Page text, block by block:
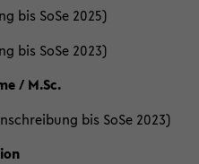
bis SoSe 2025)
bis SoSe 2023)
/ M.Sc.
bis SoSe 2023)